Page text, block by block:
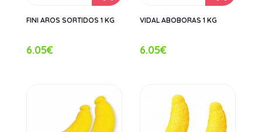
FINI AROS SORTIDOS 1 KG
6.05€
VIDAL ABOBORAS 1 KG
6.05€